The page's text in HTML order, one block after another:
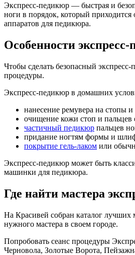
Экспресс-педикюр — быстрая и
ноги в порядок, который
аппаратов для педикюра.
Особенности
Чтобы сделать безопасный
процедуры.
Экспресс-педикюр в домашних
нанесение ремувера на стопы
очищение кожи стоп и
частичный педикюр пальцев
придание ногтям формы и
покрытие гель-лаком или
Экспресс-педикюр может быть
машинки для педикюра.
Где найти мастера
На Красивей собран каталог
нужного мастера в своем городе.
Попробовать сеанс процедуры
Черновола, Золотые Ворота,